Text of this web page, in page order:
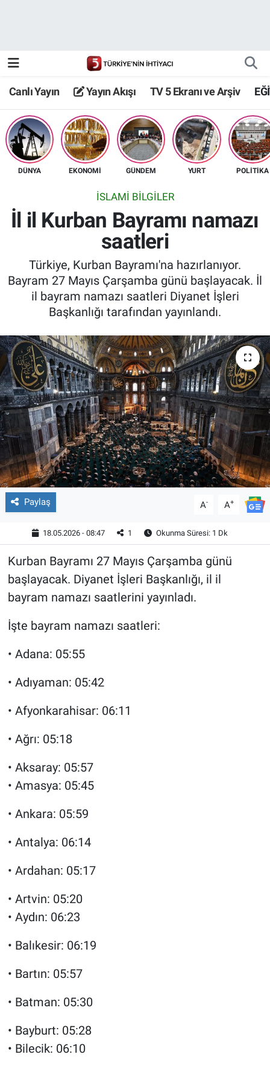
Canlı Yayın Yayın Akışı TV 5 Ekranı ve Arşiv
DÜNYA EKONOMİ GÜNDEM YURT POLİTİKA
İSLAMİ BİLGİLER
İl il Kurban Bayramı namazı
saatleri
Türkiye, Kurban Bayramı'na hazırlanıyor.
Bayram 27 Mayıs Çarşamba günü başlayacak. İl
il bayram namazı saatleri Diyanet İşleri
Başkanlığı tarafından yayınlandı.
Paylaş A- A+
18.05.2026 - 08:47 1 Okunma Süresi: 1 Dk
Kurban Bayramı 27 Mayıs Çarşamba günü
başlayacak. Diyanet İşleri Başkanlığı, il il
bayram namazı saatlerini yayınladı.
İşte bayram namazı saatleri:
• Adana: 05:55
• Adıyaman: 05:42
• Afyonkarahisar: 06:11
• Ağrı: 05:18
• Aksaray: 05:57
• Amasya: 05:45
• Ankara: 05:59
• Antalya: 06:14
• Ardahan: 05:17
• Artvin: 05:20
• Aydın: 06:23
• Balıkesir: 06:19
• Bartın: 05:57
• Batman: 05:30
• Bayburt: 05:28
• Bilecik: 06:10
TV 5 Ekranı ve Arşiv